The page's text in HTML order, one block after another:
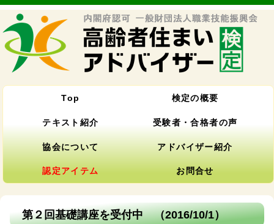
Top 検定の概要
テキスト紹介 受験者・合格者の声
協会について アドバイザー紹介
認定アイテム お問合せ
第２回基礎講座を受付中 （2016/10/1）